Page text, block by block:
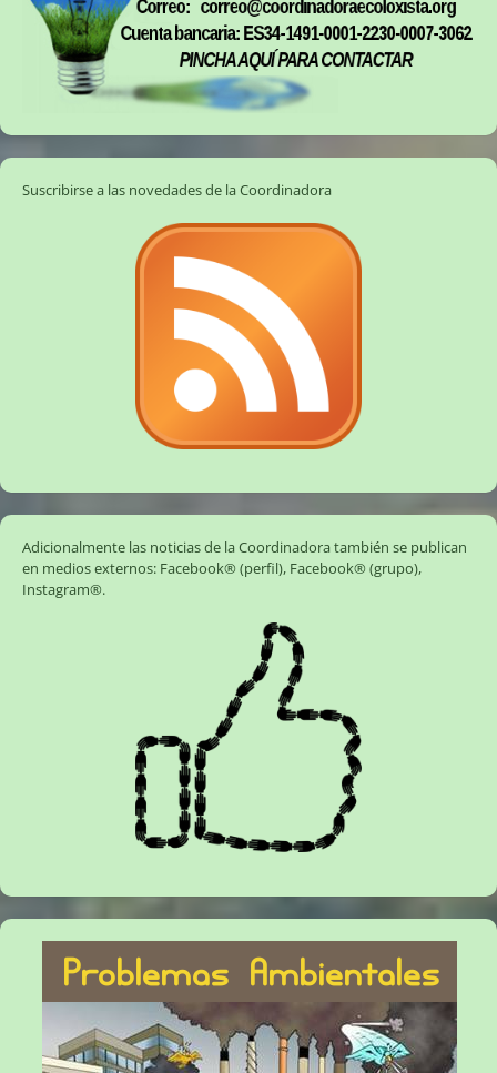
Suscribirse a las novedades de la Coordinadora
Adicionalmente las noticias de la Coordinadora también se publican
en medios externos: Facebook® (perfil), Facebook® (grupo),
Instagram®.